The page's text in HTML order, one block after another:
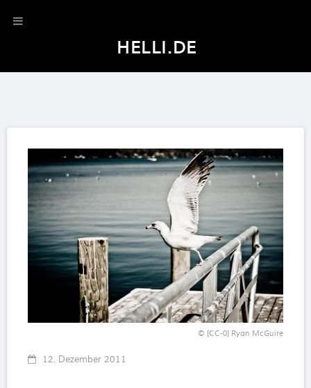
HELLI.DE
© [CC-0] Ryan McGuire
12. Dezember 2011